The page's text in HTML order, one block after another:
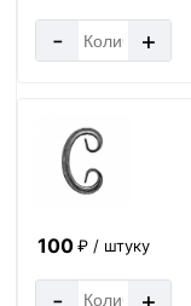
- +
100₽ / штуку